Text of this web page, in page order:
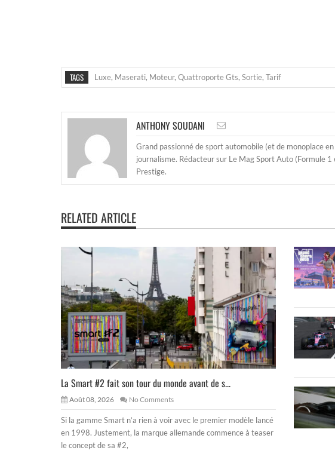
TAGS Luxe, Maserati, Moteur, Quattroporte Gts, Sortie, Tarif
ANTHONY SOUDANI
Grand passionné de sport automobile (et de monoplace
journalisme. Rédacteur sur Le Mag Sport Auto (Formule
Prestige.
RELATED ARTICLE
La Smart #2 fait son tour du monde avant de s...
Août 08, 2026 No Comments
Si la gamme Smart n’a rien à voir avec le premier modèle lancé
en 1998. Justement, la marque allemande commence à teaser
le concept de sa #2,